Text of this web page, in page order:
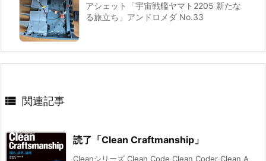
アシェット「宇宙戦艦ヤマト2205 新たな
る旅立ち」アンドロメダ No.33
 関連記事
読了「Clean Craftmanship」
Cleanシリーズ Clean Code Clean Coder Clean A